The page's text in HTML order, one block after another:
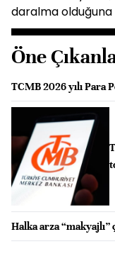
daralma
Öne
TCMB 2026 yılı Para
Halka arza “makyajlı”